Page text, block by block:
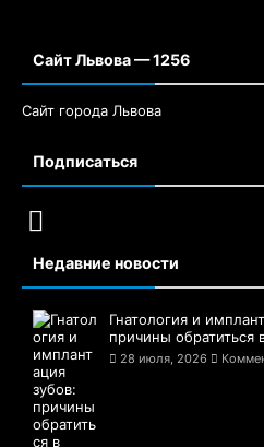
Сайт Львова — 1256
Сайт города Львова
Подписаться
Недавние новости
Гнатология и
причины обратиться
28 июля, 2026